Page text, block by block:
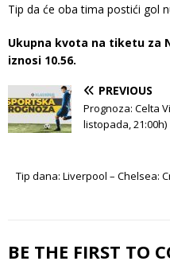
Tip da će oba tima postići gol
Ukupna kvota na tiketu za
iznosi 10.56.
PREVIOUS
Prognoza: Celta
listopada, 21:00h)
Tip dana: Liverpool – Chelsea:
BE THE FIRST TO